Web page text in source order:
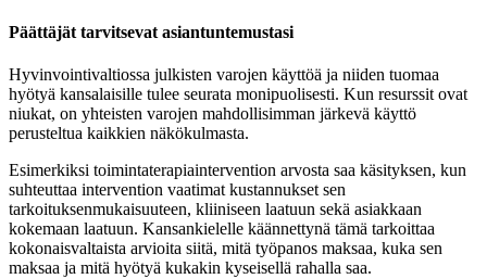
Päättäjät tarvitsevat asiantuntemustasi
Hyvinvointivaltiossa julkisten varojen käyttöä ja niiden tuomaa
hyötyä kansalaisille tulee seurata monipuolisesti. Kun resurssit ovat
niukat, on yhteisten varojen mahdollisimman järkevä käyttö
perusteltua kaikkien näkökulmasta.
Esimerkiksi toimintaterapiaintervention arvosta saa käsityksen, kun
suhteuttaa intervention vaatimat kustannukset sen
tarkoituksenmukaisuuteen, kliiniseen laatuun sekä asiakkaan
kokemaan laatuun. Kansankielelle käännettynä tämä tarkoittaa
kokonaisvaltaista arvioita siitä, mitä työpanos maksaa, kuka sen
maksaa ja mitä hyötyä kukakin kyseisellä rahalla saa.